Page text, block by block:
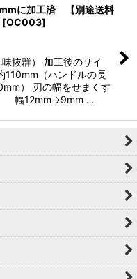
に加工済 【別途送料
[OC003]
抜群） 加工後のサイ
110mm（ハンドルの長
） 刃の幅をせまくす
幅12mm→9mm …